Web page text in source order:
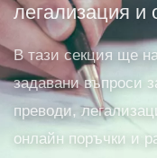
легализация и
В тази секция ще
задавани въпроси
преводи,
онлайн поръчки и